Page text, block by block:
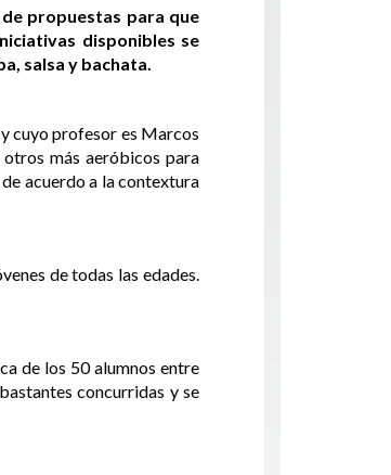
propuestas para que
disponibles se
salsa y bachata.
cuyo profesor es Marcos
otros más aeróbicos para
acuerdo a la contextura
de todas las edades.
de los 50 alumnos entre
concurridas y se